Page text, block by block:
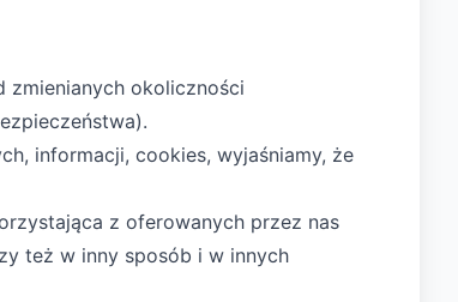
zmienianych okoliczności
informacji, cookies, wyjaśniamy, że
z oferowanych przez nas
też w inny sposób i w innych